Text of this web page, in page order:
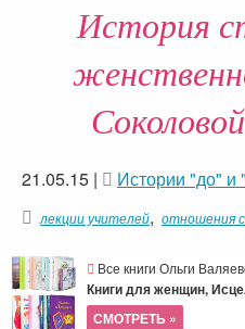
История
21.05.15 | Истории "до" и
лекции учителей, отношения
Все книги Ольги
Книги для женщин,
СМОТРЕТЬ »